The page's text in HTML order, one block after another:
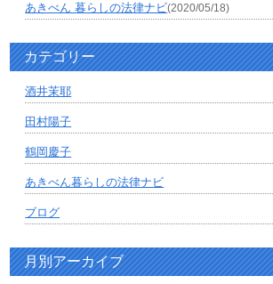
あきべん 暮らしの法律ナビ(2020/05/18)
カテゴリー
酒井茉耶
田村陽子
鶴岡慶子
あきべん暮らしの法律ナビ
ブログ
月別アーカイブ